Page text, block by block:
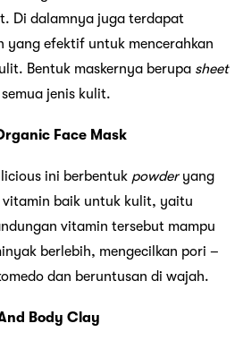
Di dalamnya juga terdapat
yang efektif untuk mencerahkan
Bentuk maskernya berupa sheet
jenis kulit.
Face Mask
ini berbentuk powderyang
vitamin baik untuk kulit, yaitu
vitamin tersebut mampu
berlebih, mengecilkan pori –
dan beruntusan di wajah.
Body Clay